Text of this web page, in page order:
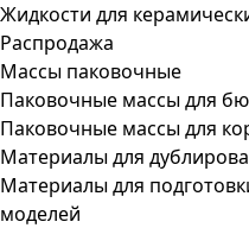
Жидкости для
Распродажа
Массы паковочные
Паковочные массы для
Паковочные массы для
Материалы для
Материалы для
моделей